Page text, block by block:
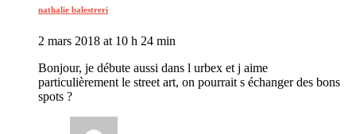
nathalie balestreri
2 mars 2018 at 10 h 24 min
Bonjour, je débute aussi dans l urbex et j aime
particulièrement le street art, on pourrait s échanger des bons
spots ?